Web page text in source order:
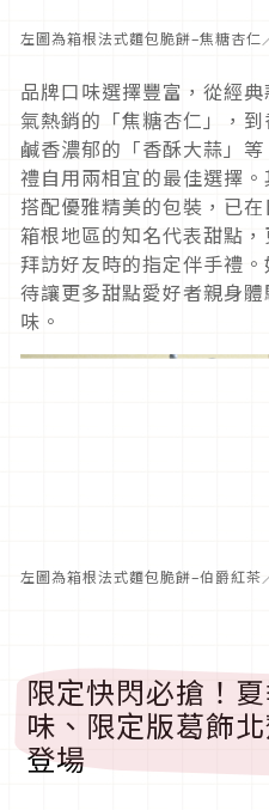
左圖為箱根法式麵包脆餅–焦糖杏
品牌口味選擇豐富，從經
氣熱銷的「焦糖杏仁」，
鹹香濃郁的「香酥大蒜」
禮自用兩相宜的最佳選擇
搭配優雅精美的包裝，已
箱根地區的知名代表甜點
拜訪好友時的指定伴手禮
待讓更多甜點愛好者親身
味。
左圖為箱根法式麵包脆餅–伯爵紅
限定快閃必搶！
味、限定版葛飾
登場